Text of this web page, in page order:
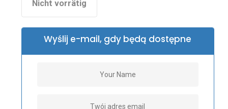
Nicht vorrätig
Wyślij e-mail, gdy będą dostępne